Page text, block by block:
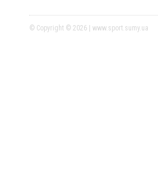
© Copyright © 2026 | www.sport.sumy.ua